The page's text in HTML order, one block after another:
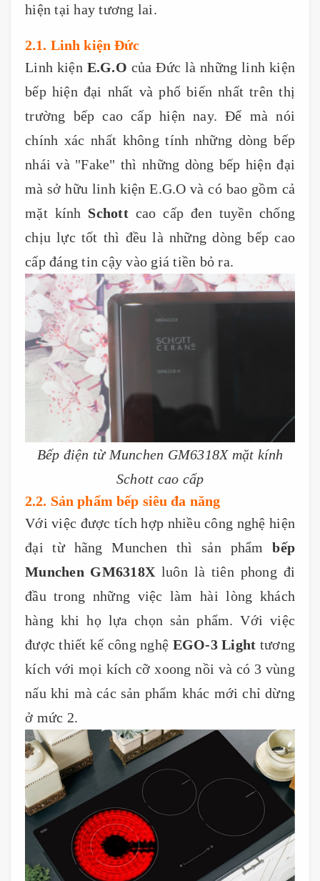
hiện tại hay tương lai.
2.1. Linh kiện Đức
Linh kiện E.G.O của Đức là những linh kiện
bếp hiện đại nhất và phổ biến nhất trên thị
trường bếp cao cấp hiện nay. Để mà nói
chính xác nhất không tính những dòng bếp
nhái và "Fake" thì những dòng bếp hiện đại
mà sở hữu linh kiện E.G.O và có bao gồm cả
mặt kính Schottcao cấp đen tuyền chống
chịu lực tốt thì đều là những dòng bếp cao
cấp đáng tin cậy vào giá tiền bỏ ra.
Bếp điện từ Munchen GM6318X mặt kính
Schott cao cấp
2.2. Sản phẩm bếp siêu đa năng
Với việc được tích hợp nhiều công nghệ hiện
đại từ hãng Munchen thì sản phẩmbếp
Munchen GM6318X luôn là tiên phong đi
đầu trong những việc làm hài lòng khách
hàng khi họ lựa chọn sản phẩm. Với việc
được thiết kế công nghệ EGO-3 Light tương
kích với mọi kích cỡ xoong nồi và có 3 vùng
nấu khi mà các sản phẩm khác mới chỉ dừng
ở mức 2.